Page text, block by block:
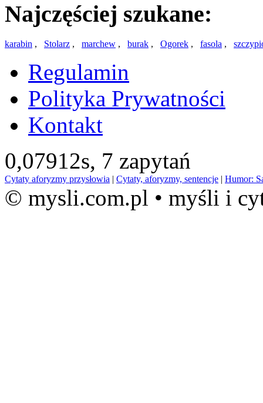
Najczęściej szukane:
karabin , Stolarz , marchew , burak , Ogorek , fasola ,
Regulamin
Polityka Prywatności
Kontakt
0,07912s, 7 zapytań
Cytaty aforyzmy przysłowia | Cytaty, aforyzmy, sentencje | Humor:
© mysli.com.pl • myśli i